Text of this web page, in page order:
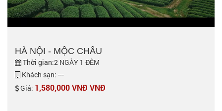
HÀ NỘI - MỘC CHÂU
Thời gian:2 NGÀY 1 ĐÊM
Khách sạn: ---
Giá: 1,580,000 VNĐ VNĐ